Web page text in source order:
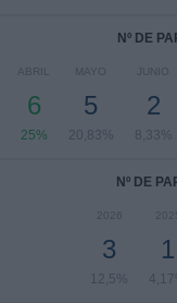
Nº DE
ABRIL
6
25%
MAYO
5
20,83%
JUNIO
2
8,33%
Nº DE
2026
3
12,5%
1